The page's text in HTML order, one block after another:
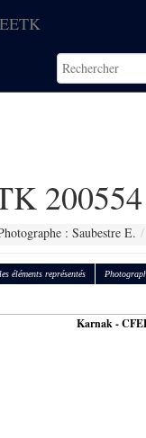
200554
: Saubestre E.
éléments représentés